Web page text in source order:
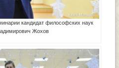
кандидат философских наук
Жохов